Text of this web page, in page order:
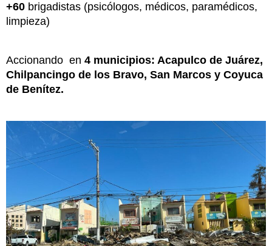
+60 brigadistas (psicólogos, médicos, paramédicos,
limpieza)
Accionando en 4 municipios: Acapulco de Juárez,
Chilpancingo de los Bravo, San Marcos y Coyuca
de Benítez.